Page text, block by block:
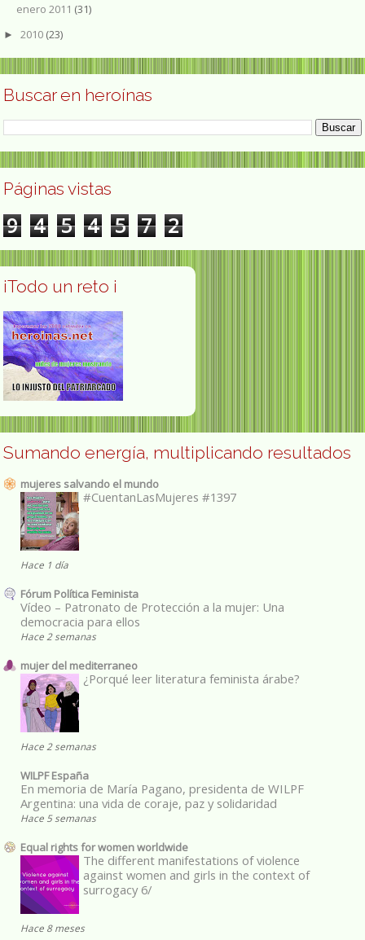
enero 2011 (31)
► 2010 (23)
Buscar en heroínas
Páginas vistas
9 4 5 4 5 7 2
¡Todo un reto ¡
Sumando energía, multiplicando resultados
mujeres salvando el mundo
#CuentanLasMujeres #1397
Hace 1 día
Fórum Política Feminista
Vídeo – Patronato de Protección a la mujer: Una
democracia para ellos
Hace 2 semanas
mujer del mediterraneo
¿Porqué leer literatura feminista árabe?
Hace 2 semanas
WILPF España
En memoria de María Pagano, presidenta de WILPF
Argentina: una vida de coraje, paz y solidaridad
Hace 5 semanas
Equal rights for women worldwide
The different manifestations of violence
against women and girls in the context of
surrogacy 6/
Hace 8 meses